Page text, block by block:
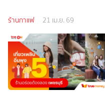
ร้านกาแฟ 21 เม.ย. 69